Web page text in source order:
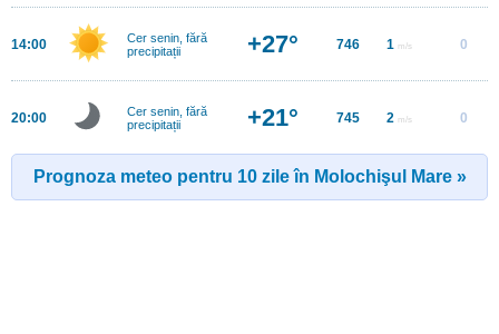
14:00
Cer senin, fără
precipitații
+27° 746 1 m/s 0
20:00
Cer senin, fără
precipitații
+21° 745 2 m/s 0
Prognoza meteo pentru 10 zile în Molochişul Mare »